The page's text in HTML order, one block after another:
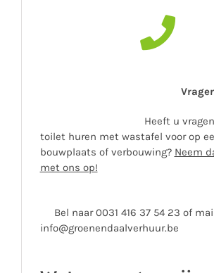
Heeft u vragen
toilet huren met wastafel voor op
bouwplaats of verbouwing? Neem
met ons op!
Bel naar 0031 416 37 54 23 of
info@groenendaalverhuur.be